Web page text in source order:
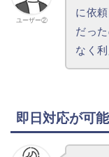
ユーザー②
に依
だっ
なく
即日対応が可